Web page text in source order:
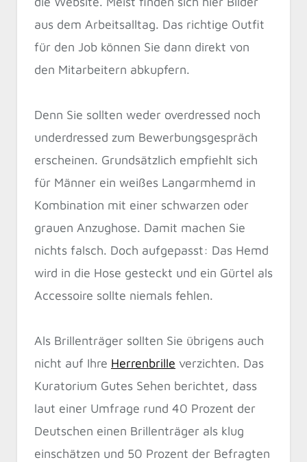
aus dem Arbeitsalltag. Das richtige Outfit
für den Job können Sie dann direkt von
den Mitarbeitern abkupfern.
Denn Sie sollten weder overdressed noch
underdressed zum Bewerbungsgespräch
erscheinen. Grundsätzlich empfiehlt sich
für Männer ein weißes Langarmhemd in
Kombination mit einer schwarzen oder
grauen Anzughose. Damit machen Sie
nichts falsch. Doch aufgepasst: Das Hemd
wird in die Hose gesteckt und ein Gürtel als
Accessoire sollte niemals fehlen.
Als Brillenträger sollten Sie übrigens auch
nicht auf Ihre Herrenbrille verzichten. Das
Kuratorium Gutes Sehen berichtet, dass
laut einer Umfrage rund 40 Prozent der
Deutschen einen Brillenträger als klug
einschätzen und 50 Prozent der Befragten